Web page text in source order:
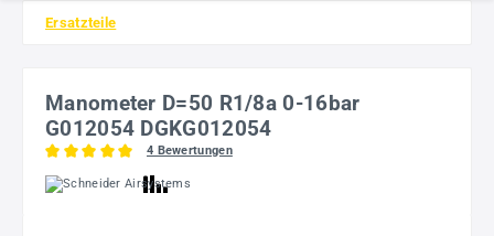
Ersatzteile
Manometer D=50 R1/8a 0-16bar
G012054 DGKG012054
Durchschnittliche Bewertung von 5 von 5 Sternen
4 Bewertungen